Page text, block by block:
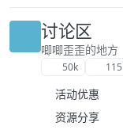
讨论区
唧唧歪歪的地方
50k
活动优惠
资源分享